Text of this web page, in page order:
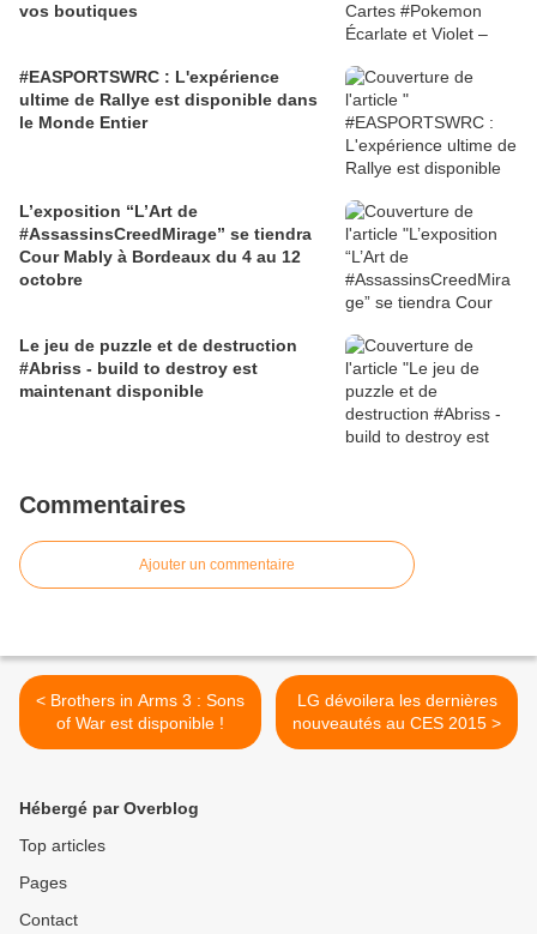
vos boutiques
#EASPORTSWRC : L'expérience
ultime de Rallye est disponible dans
le Monde Entier
L’exposition “L’Art de
#AssassinsCreedMirage” se tiendra
Cour Mably à Bordeaux du 4 au 12
octobre
Le jeu de puzzle et de destruction
#Abriss - build to destroy est
maintenant disponible
Commentaires
Ajouter un commentaire
< Brothers in Arms 3 : Sons
LG dévoilera les dernières
nouveautés au CES 2015 >
Hébergé par Overblog
Top articles
Pages
Contact